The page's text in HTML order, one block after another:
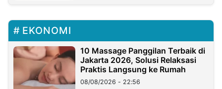
EKONOMI
10 Massage Panggilan Terbaik di
Jakarta 2026, Solusi Relaksasi
Praktis Langsung ke Rumah
08/08/2026 - 22:56